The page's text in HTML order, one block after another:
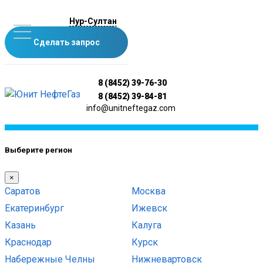
8 (8452) 39-76-30
8 (8452) 39-84-81
info@unitneftegaz.com
Нур-Султан
Сделать запрос
Выберите регион
×
Саратов
Москва
Екатеринбург
Ижевск
Казань
Калуга
Краснодар
Курск
Набережные Челны
Нижневартовск